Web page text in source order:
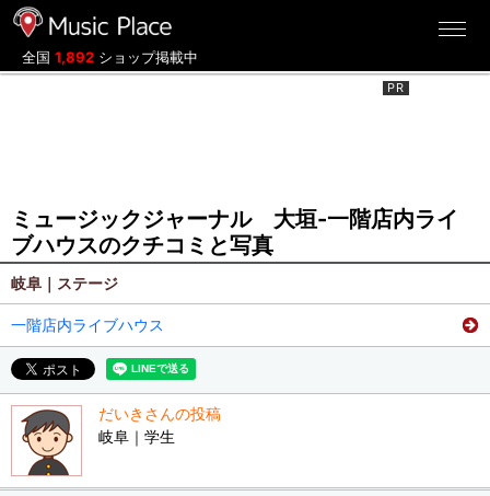
全国 1,892 ショップ掲載中
ミュージックジャーナル 大垣-一階店内ライ
ブハウスのクチコミと写真
岐阜｜ステージ
一階店内ライブハウス
だいきさんの投稿
岐阜｜学生